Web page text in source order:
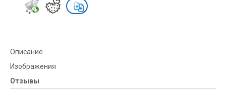
Описание
Изображения
Отзывы